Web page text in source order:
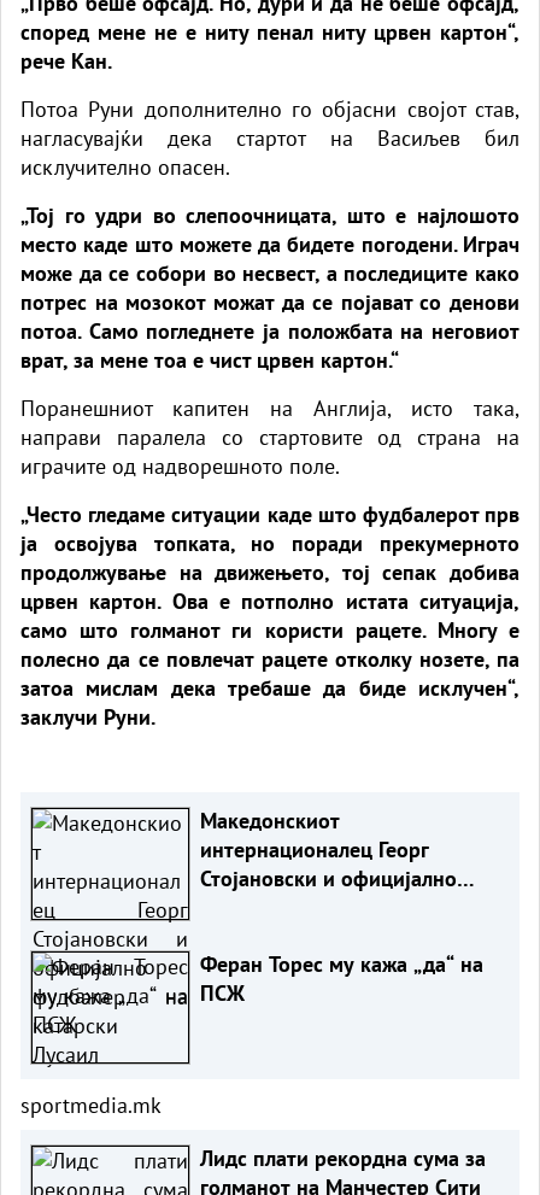
според мене не е ниту пенал ниту црвен картон“,
рече Кан.
Потоа Руни дополнително го објасни својот став,
нагласувајќи дека стартот на Васиљев бил
исклучително опасен.
„Тој го удри во слепоочницата, што е најлошото
место каде што можете да бидете погодени. Играч
може да се собори во несвест, а последиците како
потрес на мозокот можат да се појават со денови
потоа. Само погледнете ја положбата на неговиот
врат, за мене тоа е чист црвен картон.“
Поранешниот капитен на Англија, исто така,
направи паралела со стартовите од страна на
играчите од надворешното поле.
„Често гледаме ситуации каде што фудбалерот прв
ја освојува топката, но поради прекумерното
продолжување на движењето, тој сепак добива
црвен картон. Ова е потполно истата ситуација,
само што голманот ги користи рацете. Многу е
полесно да се повлечат рацете отколку нозете, па
затоа мислам дека требаше да биде исклучен“,
заклучи Руни.
Македонскиот
интернационалец Георг
Стојановски и официјално
Феран Торес му кажа „да“ на
ПСЖ
sportmedia.mk
Лидс плати рекордна сума за
голманот на Манчестер Сити